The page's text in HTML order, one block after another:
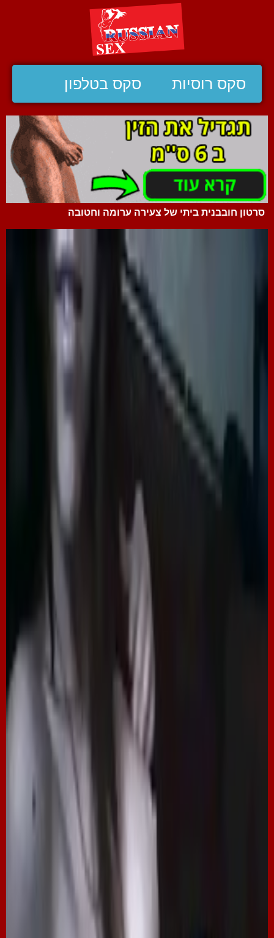
סקס רוסיות סקס בטלפון
סרטון חובבנית ביתי של צעירה ערומה וחטובה